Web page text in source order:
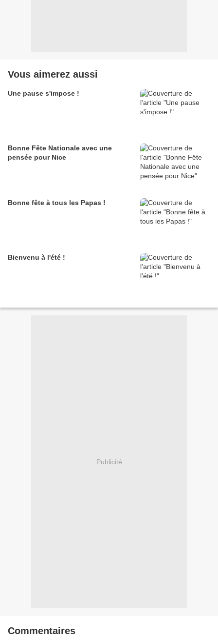
Vous aimerez aussi
Une pause s'impose !
Bonne Fête Nationale avec une
pensée pour Nice
Bonne fête à tous les Papas !
Bienvenu à l'été !
Publicité
Commentaires